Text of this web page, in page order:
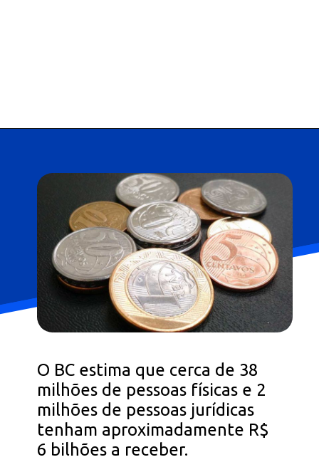
O BC estima que cerca de 38
milhões de pessoas físicas e 2
milhões de pessoas jurídicas
tenham aproximadamente R$
6 bilhões a receber.